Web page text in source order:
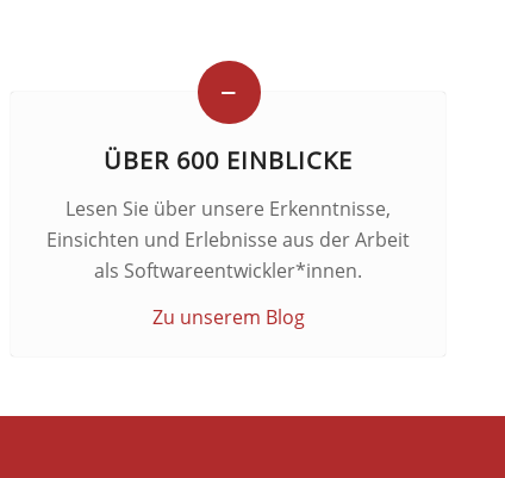
ÜBER 600 EINBLICKE
Lesen Sie über unsere Erkenntnisse,
Einsichten und Erlebnisse aus der Arbeit
als Softwareentwickler*innen.
Zu unserem Blog